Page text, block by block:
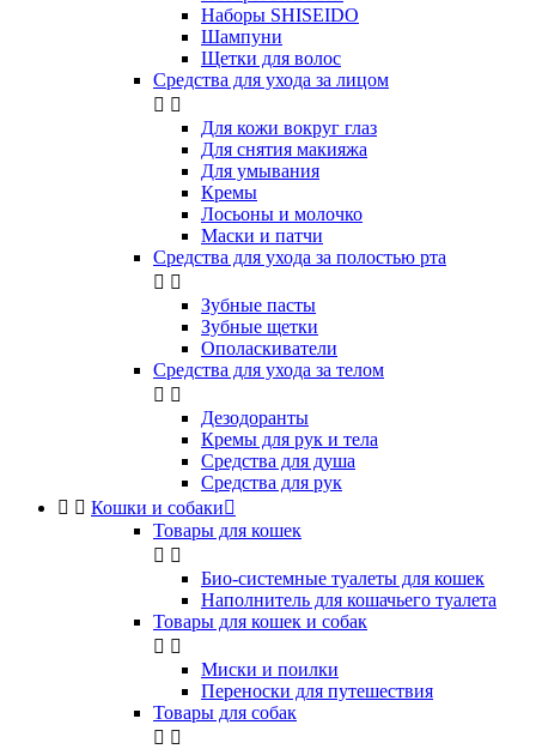
Наборы SHISEIDO
Шампуни
Щетки для волос
Средства для ухода за лицом
 
Для кожи вокруг глаз
Для снятия макияжа
Для умывания
Кремы
Лосьоны и молочко
Маски и патчи
Средства для ухода за полостью рта
 
Зубные пасты
Зубные щетки
Ополаскиватели
Средства для ухода за телом
 
Дезодоранты
Кремы для рук и тела
Средства для душа
Средства для рук
  Кошки и собаки
Товары для кошек
 
Био-системные туалеты для кошек
Наполнитель для кошачьего туалета
Товары для кошек и собак
 
Миски и поилки
Переноски для путешествия
Товары для собак
 